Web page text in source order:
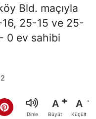
Bld. maçıyla
16, 25-15 ve 25-
0 ev sahibi
Dinle
A
Büyüt
A
Küçült